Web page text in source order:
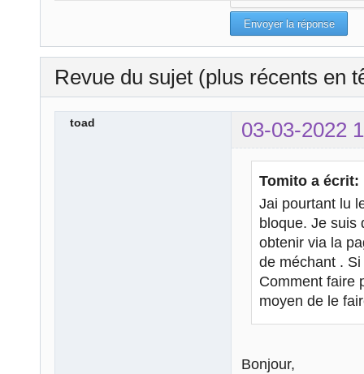
Revue du sujet (plus récents en
toad 03-03-2022
Tomito a écrit:
Jai pourtant lu
bloque. Je suis
obtenir via la
de méchant .
Comment faire
moyen de le
Bonjour,